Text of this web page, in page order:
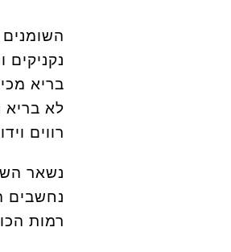
נקניקים
בריא
לא בריא
רווים
נשאר
נחשבים
רמות